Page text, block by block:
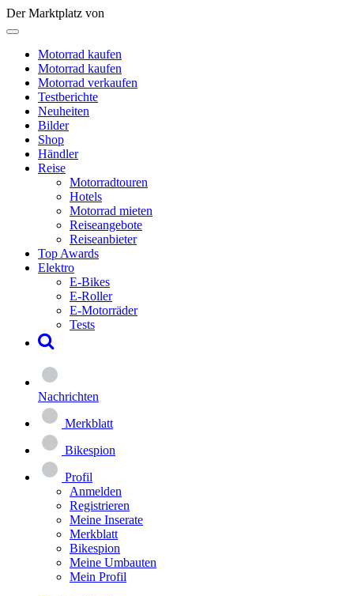
Der Marktplatz von
Motorrad kaufen
Motorrad kaufen
Motorrad verkaufen
Testberichte
Neuheiten
Bilder
Shop
Händler
Reise
Motorradtouren
Hotels
Motorrad mieten
Reiseangebote
Reiseanbieter
Top Awards
Elektro
E-Bikes
E-Roller
E-Motorräder
Tests
Nachrichten
Merkblatt
Bikespion
Profil
Anmelden
Registrieren
Meine Inserate
Merkblatt
Bikespion
Meine Umbauten
Mein Profil